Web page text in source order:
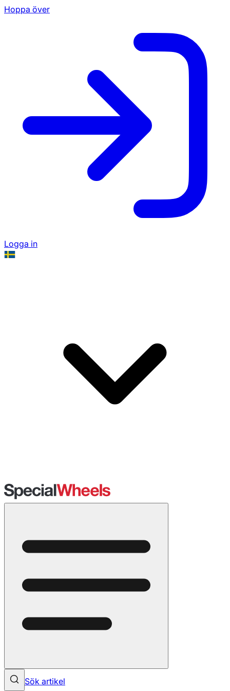
Hoppa över
Logga in
Sök artikel